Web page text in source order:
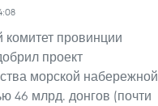
провинции
проект
морской набережной
46 млрд. донгов (почти